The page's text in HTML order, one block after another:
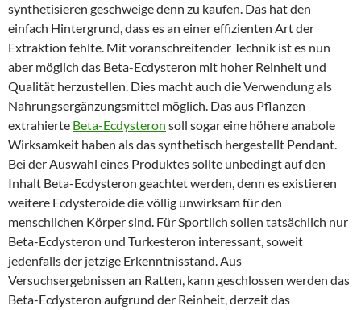
synthetisieren geschweige denn zu kaufen. Das hat den
einfach Hintergrund, dass es an einer effizienten Art der
Extraktion fehlte. Mit voranschreitender Technik ist es nun
aber möglich das Beta-Ecdysteron mit hoher Reinheit und
Qualität herzustellen. Dies macht auch die Verwendung als
Nahrungsergänzungsmittel möglich. Das aus Pflanzen
extrahierte Beta-Ecdysteron soll sogar eine höhere anabole
Wirksamkeit haben als das synthetisch hergestellt Pendant.
Bei der Auswahl eines Produktes sollte unbedingt auf den
Inhalt Beta-Ecdysteron geachtet werden, denn es existieren
weitere Ecdysteroide die völlig unwirksam für den
menschlichen Körper sind. Für Sportlich sollen tatsächlich nur
Beta-Ecdysteron und Turkesteron interessant, soweit
jedenfalls der jetzige Erkenntnisstand. Aus
Versuchsergebnissen an Ratten, kann geschlossen werden das
Beta-Ecdysteron aufgrund der Reinheit, derzeit das